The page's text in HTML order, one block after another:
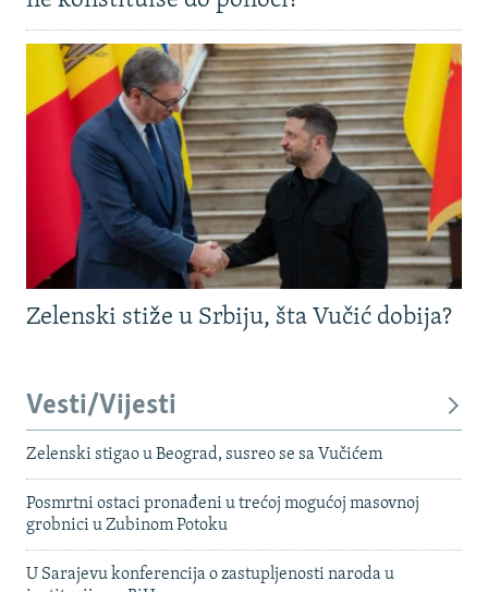
Zelenski stiže u Srbiju, šta Vučić dobija?
Vesti/Vijesti
Zelenski stigao u Beograd, susreo se sa Vučićem
Posmrtni ostaci pronađeni u trećoj mogućoj masovnoj
grobnici u Zubinom Potoku
U Sarajevu konferencija o zastupljenosti naroda u